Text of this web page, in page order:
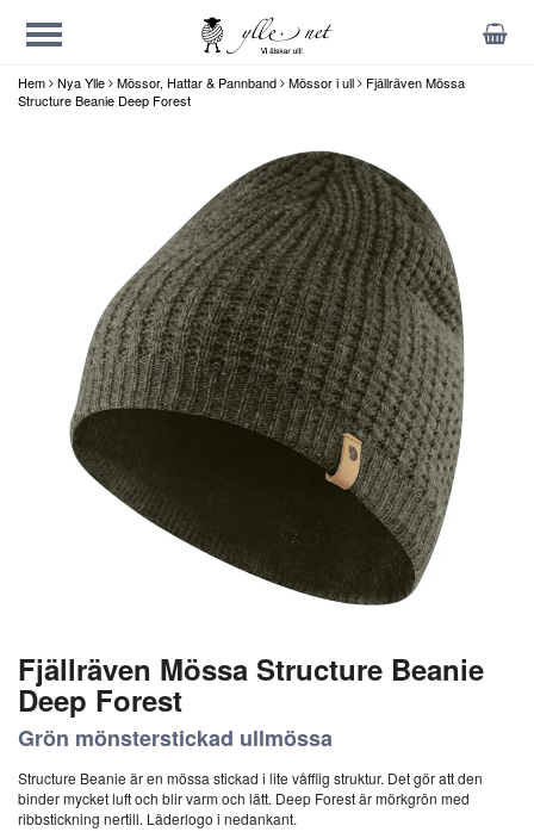
Hem Nya Ylle Mössor, Hattar & Pannband Mössor i ull
Fjällräven Mössa
Structure Beanie Deep Forest
Fjällräven Mössa Structure Beanie
Deep Forest
Grön mönsterstickad ullmössa
Structure Beanie är en mössa stickad i lite våfflig struktur. Det gör att den
binder mycket luft och blir varm och lätt. Deep Forest är mörkgrön med
ribbstickning nertill. Läderlogo i nedankant.